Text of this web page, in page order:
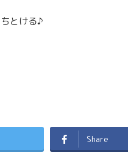
とける♪
Share